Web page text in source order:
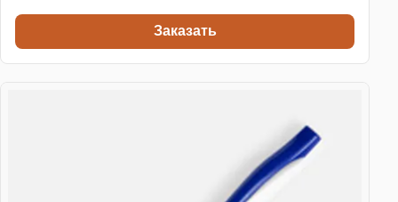
Заказать